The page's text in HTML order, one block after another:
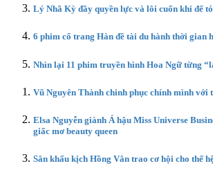
Lý Nhã Kỳ đầy quyền lực và lôi cuốn khi để
6 phim cổ trang Hàn đề tài du hành thời gian
Nhìn lại 11 phim truyền hình Hoa Ngữ từng
Vũ Nguyên Thành chinh phục chính mình với
Elsa Nguyễn giành Á hậu Miss Universe
giấc mơ beauty queen
Sân khấu kịch Hồng Vân trao cơ hội cho thế